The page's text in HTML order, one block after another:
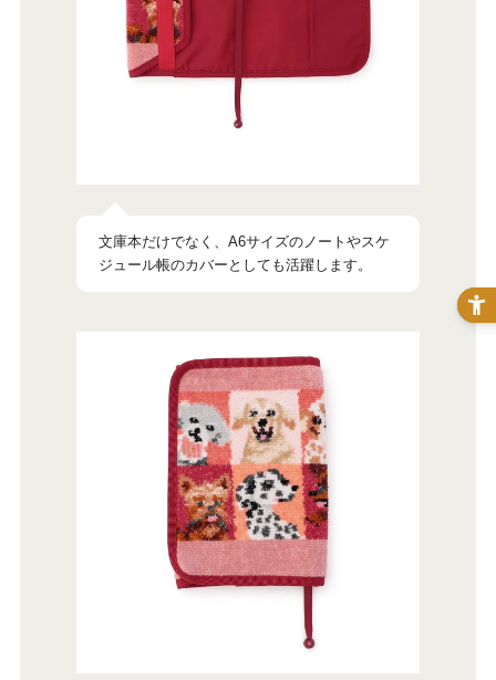
文庫本だけでなく、A6サイズのノートやスケ